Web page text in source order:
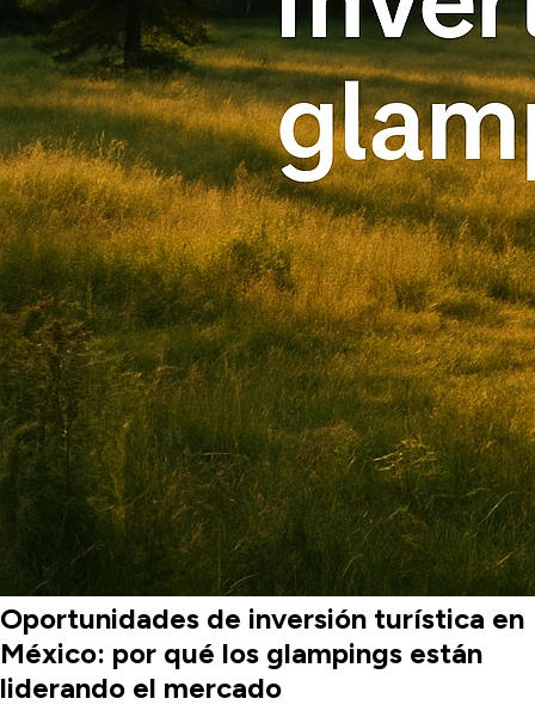
Oportunidades de inversión turística en
México: por qué los glampings están
liderando el mercado